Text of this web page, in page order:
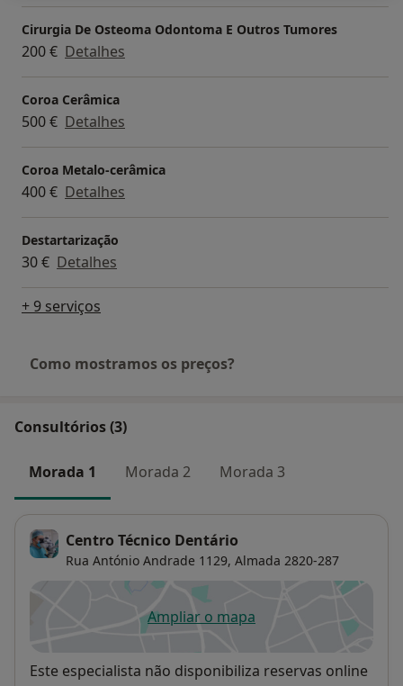
Cirurgia De Osteoma Odontoma E Outros Tumores
200 € Detalhes
Coroa Cerâmica
500 € Detalhes
Coroa Metalo-cerâmica
400 € Detalhes
Destartarização
30 € Detalhes
+ 9 serviços
Como mostramos os preços?
Consultórios (3)
Morada 1 Morada 2 Morada 3
Centro Técnico Dentário
Rua António Andrade 1129, Almada 2820-287
Ampliar o mapaabre num novo separador
Disponibilidade
Este especialista não disponibiliza reservas online